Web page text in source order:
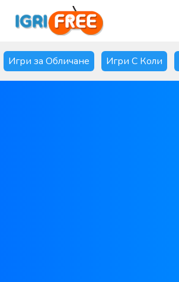
Игри за Обличане Игри С Коли